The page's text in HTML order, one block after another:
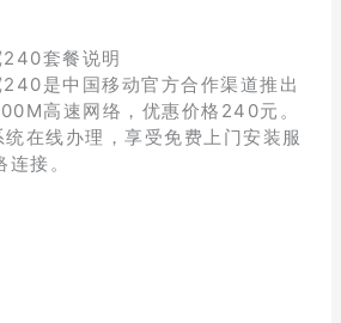
套餐说明
是中国移动官方合作渠道推出
高速网络，优惠价格240元。
在线办理，享受免费上门安装服
接。